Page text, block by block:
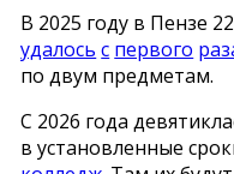
В 2025 году в Пензе
удалось с первого
по двум предметам.
С 2026 года
в установленные